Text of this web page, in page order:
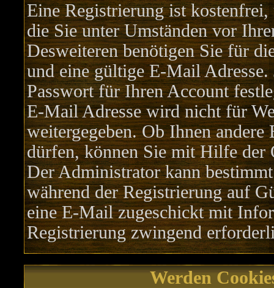
Eine Registrierung ist
die Sie unter Umständen vor
Desweiteren benötigen Sie für
und eine gültige E-Mail Adresse.
Passwort für Ihren Account
E-Mail Adresse wird nicht für
weitergegeben. Ob Ihnen
dürfen, können Sie mit Hilfe der
Der Administrator kann
während der Registrierung auf
eine E-Mail zugeschickt mit
Registrierung zwingend
Werden